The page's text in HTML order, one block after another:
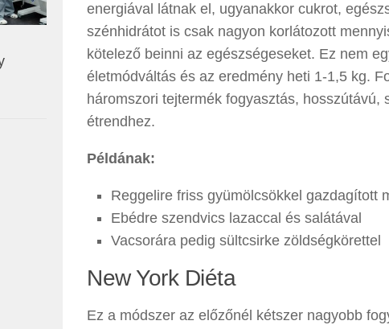
energiával látnak el, ugyanakkor cukrot,
szénhidrátot is csak nagyon korlátozott
kötelező beinni az egészségeseket. Ez nem
életmódváltás és az eredmény heti 1-1,5 kg.
háromszori tejtermék fogyasztás, hosszútávú,
étrendhez.
Példának:
Reggelire friss gyümölcsökkel gazdagított
Ebédre szendvics lazaccal és salátával
Vacsorára pedig sültcsirke zöldségkörettel
New York Diéta
Ez a módszer az előzőnél kétszer nagyobb